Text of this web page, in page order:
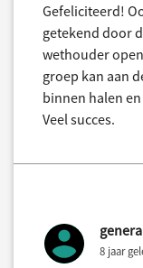
Gefeliciteerd!
getekend door
wethouder
groep kan aan
binnen halen
Veel succes.
8 jaar